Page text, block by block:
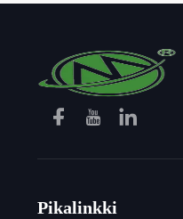
Pikalinkki